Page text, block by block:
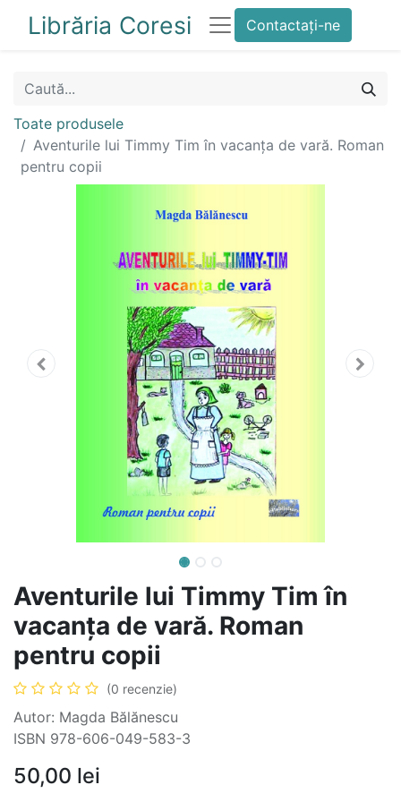
Librăria Coresi Contactați-ne
Toate produsele
Aventurile lui Timmy Tim în vacanța de vară. Roman
pentru copii
Aventurile lui Timmy Tim în
vacanța de vară. Roman
pentru copii
(0 recenzie)
Autor: Magda Bălănescu
ISBN 978-606-049-583-3
50,00 lei